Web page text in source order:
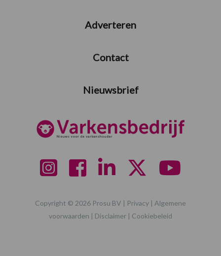
Adverteren
Contact
Nieuwsbrief
Copyright © 2026 Prosu BV | Privacy | Algemene
voorwaarden | Disclaimer | Cookiebeleid